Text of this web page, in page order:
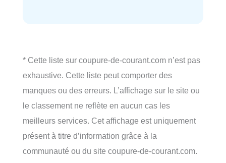
* Cette liste sur coupure-de-courant.com n’est pas
exhaustive. Cette liste peut comporter des
manques ou des erreurs. L’affichage sur le site ou
le classement ne reflète en aucun cas les
meilleurs services. Cet affichage est uniquement
présent à titre d’information grâce à la
communauté ou du site coupure-de-courant.com.